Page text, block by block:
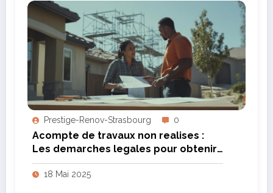
Prestige-Renov-Strasbourg 0
Acompte de travaux non realises :
Les demarches legales pour obtenir
remboursement
18 Mai 2025